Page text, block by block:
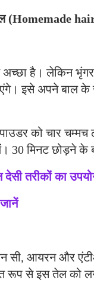
(Homemade
अच्छा है। लेकिन
इसे अपने बाल
को चार
30 मिनट छोड़ने के
देसी तरीकों का
सी, आयरन और
रूप से इस तेल को